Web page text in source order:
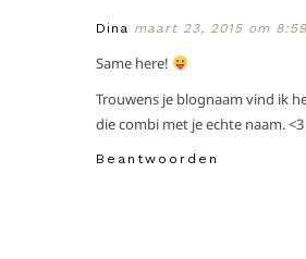
Dina maart 23, 2015 om
Same here!
Trouwens je blognaam vind ik
die combi met je echte naam. <3
Beantwoorden